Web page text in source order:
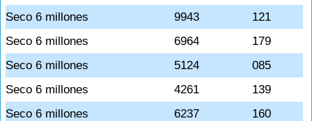
Seco 6 millones
9943
121
Seco 6 millones
6964
179
Seco 6 millones
5124
085
Seco 6 millones
4261
139
Seco 6 millones
6237
160